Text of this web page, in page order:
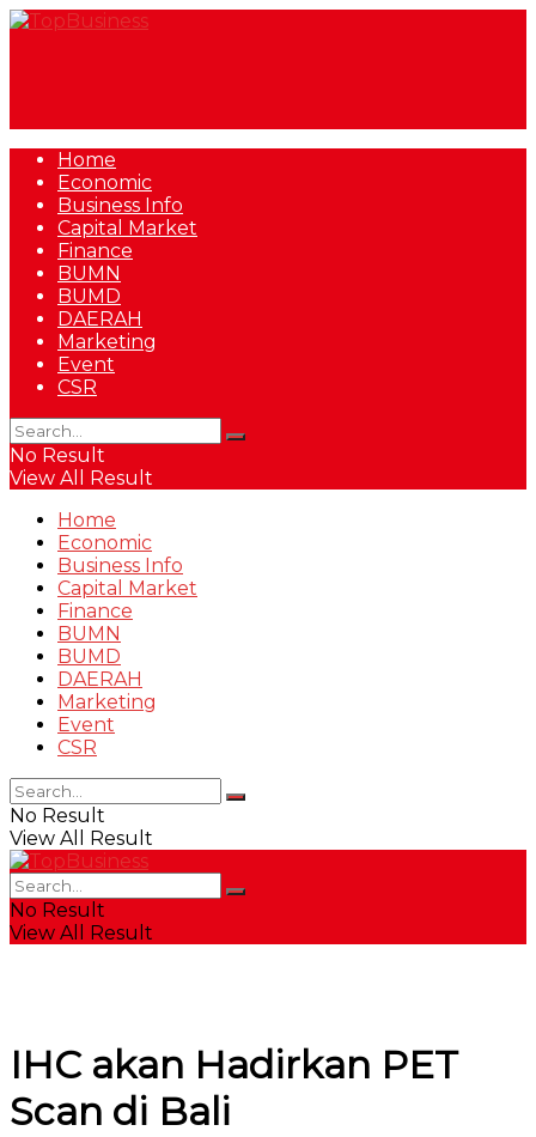
Home
Economic
Business Info
Capital Market
Finance
BUMN
BUMD
DAERAH
Marketing
Event
CSR
No Result
View All Result
Home
Economic
Business Info
Capital Market
Finance
BUMN
BUMD
DAERAH
Marketing
Event
CSR
No Result
View All Result
No Result
View All Result
IHC akan Hadirkan PET
Scan di Bali